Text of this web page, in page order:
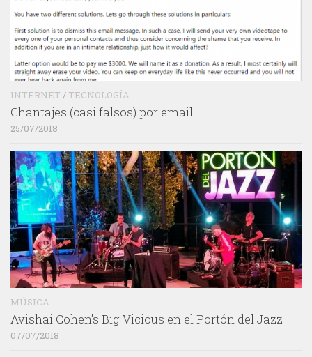
INTERNET / TECNOLOGÍA
Chantajes (casi falsos) por email
25/07/2018
MÚSICA
Avishai Cohen’s Big Vicious en el Portón del Jazz
07/07/2018